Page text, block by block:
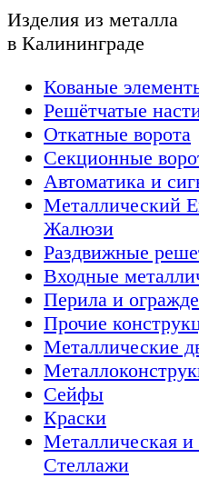
Изделия из металла
в Калининграде
Кованые
Решётчатые
Откатные ворота
Секционные
Автоматика и
Металлический
Жалюзи
Раздвижные
Входные
Перила и
Прочие
Металлические
Сейфы
Краски
Металлическая
Стеллажи